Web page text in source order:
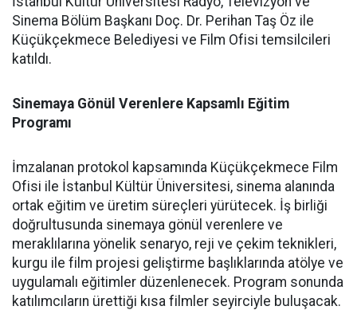
Sinema Bölüm Başkanı Doç. Dr. Perihan Taş Öz ile
Küçükçekmece Belediyesi ve Film Ofisi temsilcileri
katıldı.
Sinemaya Gönül Verenlere Kapsamlı Eğitim
Programı
İmzalanan protokol kapsamında Küçükçekmece Film
Ofisi ile İstanbul Kültür Üniversitesi, sinema alanında
ortak eğitim ve üretim süreçleri yürütecek. İş birliği
doğrultusunda sinemaya gönül verenlere ve
meraklılarına yönelik senaryo, reji ve çekim teknikleri,
kurgu ile film projesi geliştirme başlıklarında atölye ve
uygulamalı eğitimler düzenlenecek. Program sonunda
katılımcıların ürettiği kısa filmler seyirciyle buluşacak.